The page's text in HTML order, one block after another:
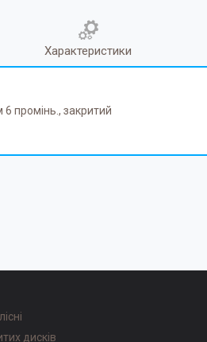
Характеристики
промінь., закритий
дисків